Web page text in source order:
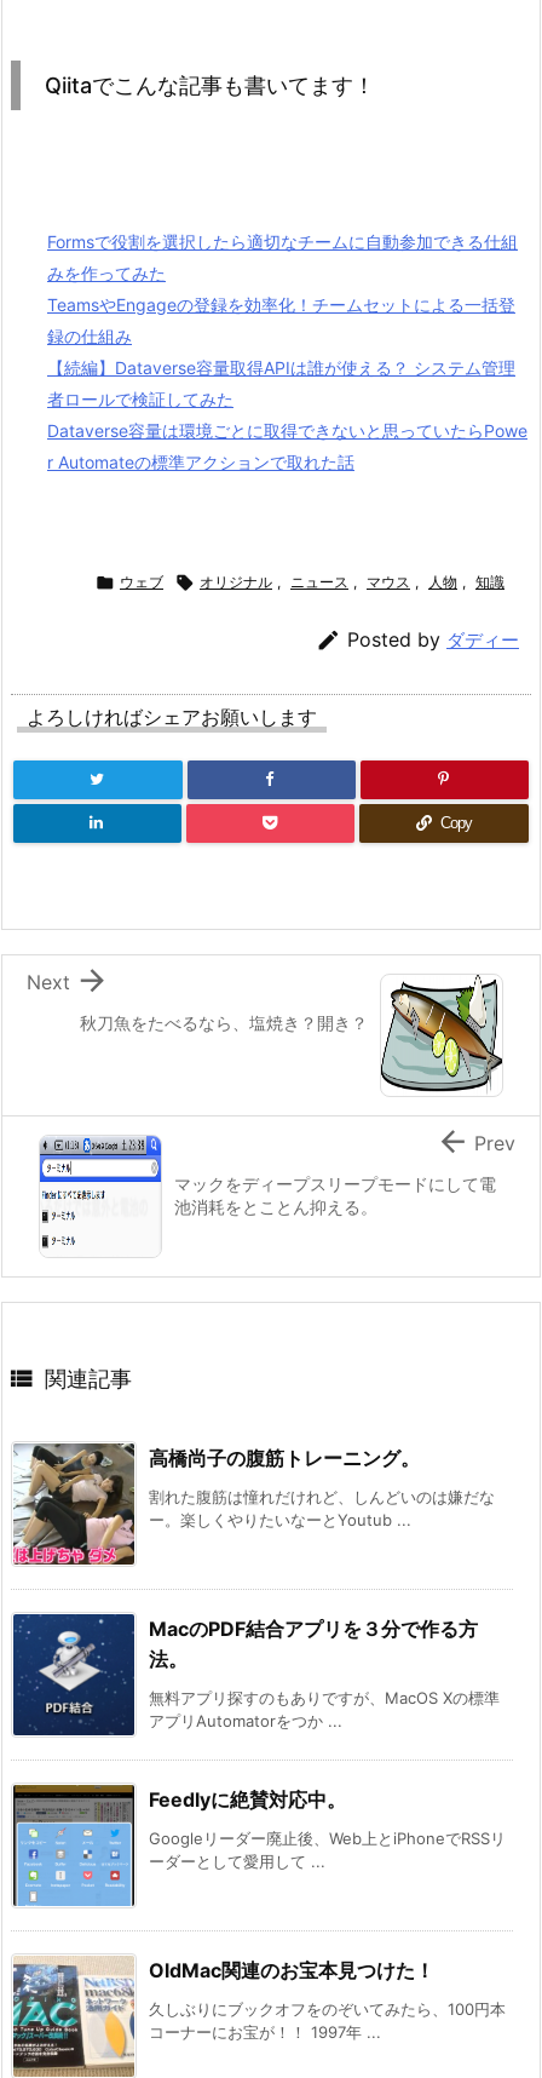
Qiitaでこんな記事も書いてます！
Formsで役割を選択したら適切なチームに自動参加できる仕組
みを作ってみた
TeamsやEngageの登録を効率化！チームセットによる一括登
録の仕組み
【続編】Dataverse容量取得APIは誰が使える？ システム管理
者ロールで検証してみた
Dataverse容量は環境ごとに取得できないと思っていたらPowe
r Automateの標準アクションで取れた話
 ウェブ  オリジナル , ニュース , マウス , 人物 , 知識
 Posted by ダディー
よろしければシェアお願いします
Copy
秋刀魚をたべるなら、塩焼き？開き？

Next
マックをディープスリープモードにして電
池消耗をとことん抑える。
 Prev
 関連記事
高橋尚子の腹筋トレーニング。
割れた腹筋は憧れだけれど、しんどいのは嫌だな
ー。楽しくやりたいなーとYoutub ...
MacのPDF結合アプリを３分で作る方
法。
無料アプリ探すのもありですが、MacOS Xの標準
アプリAutomatorをつか ...
Feedlyに絶賛対応中。
Googleリーダー廃止後、Web上とiPhoneでRSSリ
ーダーとして愛用して ...
OldMac関連のお宝本見つけた！
久しぶりにブックオフをのぞいてみたら、100円本
コーナーにお宝が！！ 1997年 ...